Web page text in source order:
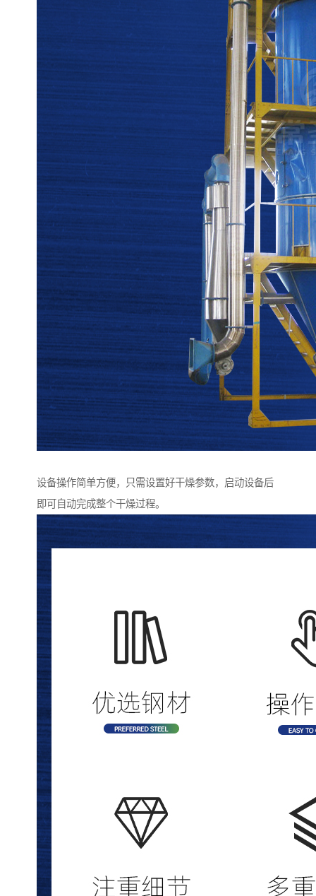
设备操作简单方便，只需设置好干燥参数，启动设备后
即可自动完成整个干燥过程。